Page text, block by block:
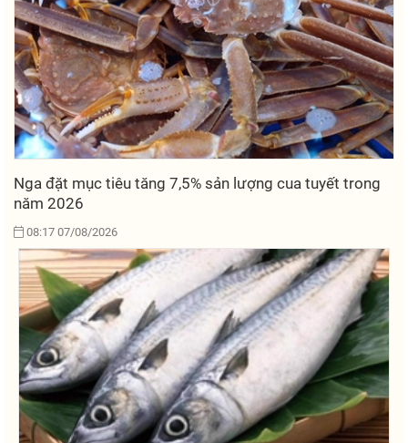
Nga đặt mục tiêu tăng 7,5% sản lượng cua tuyết trong
năm 2026
08:17 07/08/2026